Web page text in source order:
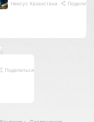
Нексус Казахстана
Поделиться